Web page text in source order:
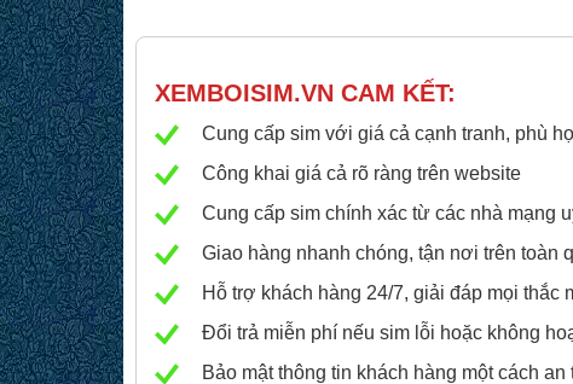
XEMBOISIM.VN CAM KẾT:
Cung cấp sim với giá cả cạnh tranh, phù
Công khai giá cả rõ ràng trên website
Cung cấp sim chính xác từ các nhà mạng
Giao hàng nhanh chóng, tận nơi trên toàn
Hỗ trợ khách hàng 24/7, giải đáp mọi thắc
Đổi trả miễn phí nếu sim lỗi hoặc không
Bảo mật thông tin khách hàng một cách an